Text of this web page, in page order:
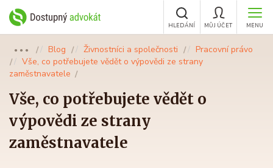
MENU
MŮJ ÚČET
HLEDÁNÍ
●●● Blog Živnostníci a společnosti
Pracovní právo
Vše, co potřebujete vědět o výpovědi ze strany
zaměstnavatele
Vše, co potřebujete vědět o
výpovědi ze strany
zaměstnavatele